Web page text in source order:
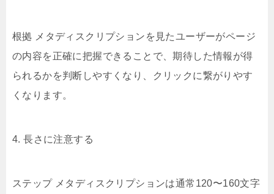
根拠 メタディスクリプションを見たユーザーがページ
の内容を正確に把握できることで、期待した情報が得
られるかを判断しやすくなり、クリックに繋がりやす
くなります。
4. 長さに注意する
ステップ メタディスクリプションは通常120〜160文字